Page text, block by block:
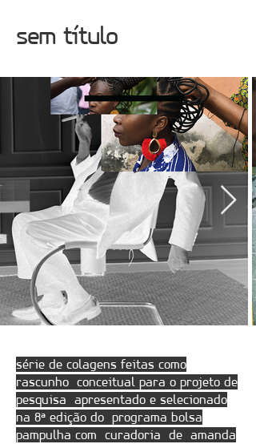
sem título
série de colagens feitas como
rascunho conceitual para o projeto de
pesquisa apresentado e selecionado
na 8ª edição do programa bolsa
pampulha com curadoria de amanda